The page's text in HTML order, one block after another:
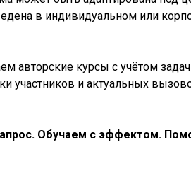
в индивидуальном или
авторские курсы с учётом задач
участников и актуальных
Обучаем с эффектом.